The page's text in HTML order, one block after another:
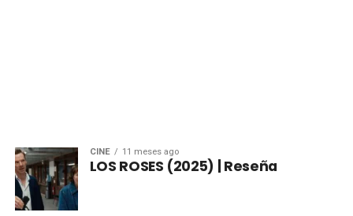
CINE 11 meses ago
LOS ROSES (2025) | Reseña